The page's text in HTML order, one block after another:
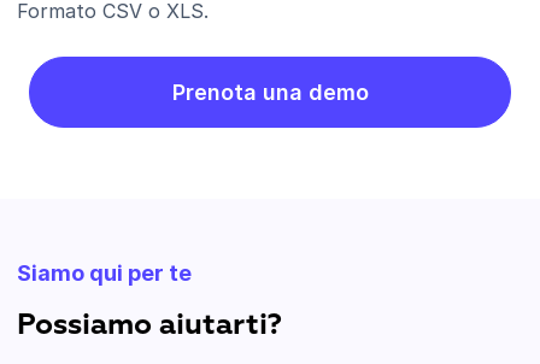
Formato CSV o XLS.
Prenota una demo
Siamo qui per te
Possiamo aiutarti?